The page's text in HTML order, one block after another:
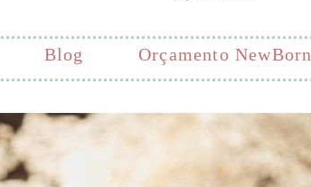
Blog Orçamento NewBorn